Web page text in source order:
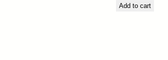
Add to cart